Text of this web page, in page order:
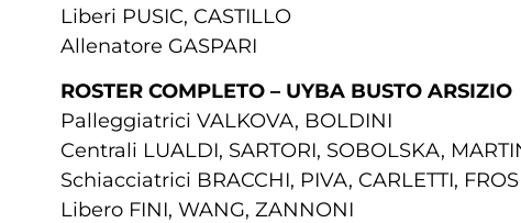
Liberi PUSIC, CASTILLO
Allenatore GASPARI
ROSTER COMPLETO – UYBA BUSTO ARSIZIO
Palleggiatrici VALKOVA, BOLDINI
Centrali LUALDI, SARTORI, SOBOLSKA,
Schiacciatrici BRACCHI, PIVA, CARLETTI,
Libero FINI, WANG, ZANNONI